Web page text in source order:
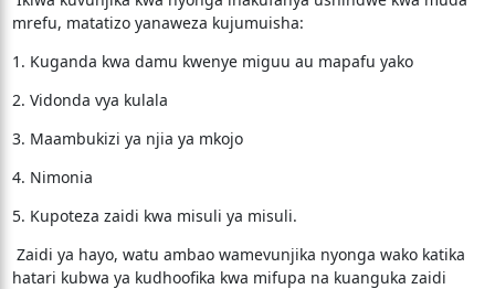
mrefu, matatizo yanaweza kujumuisha:
1. Kuganda kwa damu kwenye miguu au mapafu yako
2. Vidonda vya kulala
3. Maambukizi ya njia ya mkojo
4. Nimonia
5. Kupoteza zaidi kwa misuli ya misuli.
Zaidi ya hayo, watu ambao wamevunjika nyonga wako katika
hatari kubwa ya kudhoofika kwa mifupa na kuanguka zaidi